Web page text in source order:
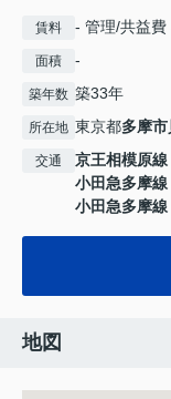
賃料 - 管理/共益費
面積 -
築年数 築33年
所在地 東京都多摩市
交通 京王相模原線
小田急多摩線
小田急多摩線
地図